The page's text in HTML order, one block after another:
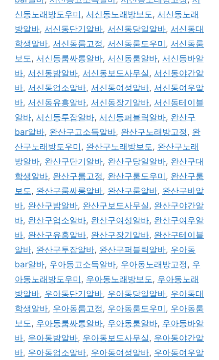
신동노래방도우미 , 서신동노래방보도 , 서신동노래
방알바, 서신동단기알바, 서신동당일알바, 서신동대
학생알바, 서신동룸고정 , 서신동룸도우미 , 서신동룸
보도 , 서신동룸싸롱알바, 서신동룸알바, 서신동바알
바, 서신동밤알바, 서신동보도사무실 , 서신동야간알
바, 서신동업소알바, 서신동여성알바, 서신동여우알
바, 서신동유흥알바, 서신동장기알바, 서신동테이블
알바, 서신동투잡알바, 서신동퍼블릭알바, 완산구
bar알바, 완산구고소득알바, 완산구노래방고정 , 완
산구노래방도우미 , 완산구노래방보도 , 완산구노래
방알바, 완산구단기알바, 완산구당일알바, 완산구대
학생알바, 완산구룸고정 , 완산구룸도우미 , 완산구룸
보도 , 완산구룸싸롱알바, 완산구룸알바, 완산구바알
바, 완산구밤알바, 완산구보도사무실 , 완산구야간알
바, 완산구업소알바, 완산구여성알바, 완산구여우알
바, 완산구유흥알바, 완산구장기알바, 완산구테이블
알바, 완산구투잡알바, 완산구퍼블릭알바, 우아동
bar알바, 우아동고소득알바, 우아동노래방고정 , 우
아동노래방도우미 , 우아동노래방보도 , 우아동노래
방알바, 우아동단기알바, 우아동당일알바, 우아동대
학생알바, 우아동룸고정 , 우아동룸도우미 , 우아동룸
보도 , 우아동룸싸롱알바, 우아동룸알바, 우아동바알
바, 우아동밤알바, 우아동보도사무실 , 우아동야간알
바, 우아동업소알바, 우아동여성알바, 우아동여우알